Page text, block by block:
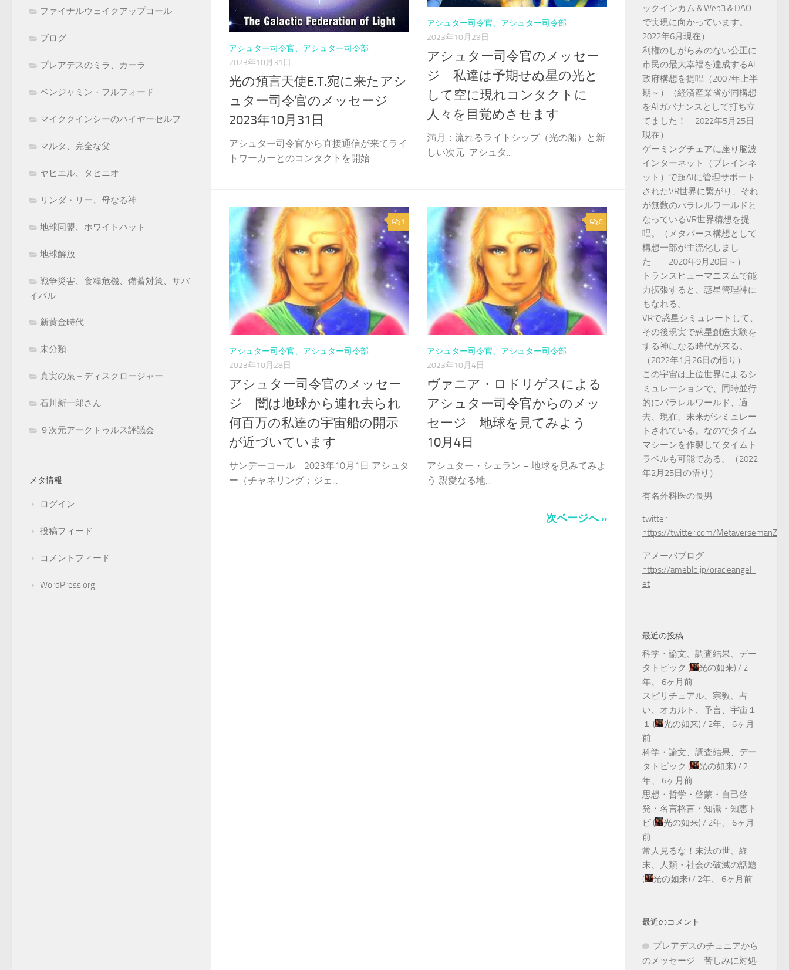
アシュター司令官、アシュター司令部
2023年10月31日
光の預言天使E.T.宛に来たアシ
ュター司令官のメッセージ
2023年10月31日
アシュター司令官から直接通信が来てライ
トワーカーとのコンタクトを開始...
アシュター司令官、アシュター司令部
2023年10月29日
アシュター司令官のメッセー
ジ 私達は予期せぬ星の光と
して空に現れコンタクトに
人々を目覚めさせます
満月：流れるライトシップ（光の船）と新
しい次元 アシュタ...
1
アシュター司令官、アシュター司令部
2023年10月28日
アシュター司令官のメッセー
ジ 闇は地球から連れ去られ
何百万の私達の宇宙船の開示
が近づいています
サンデーコール 2023年10月1日 アシュタ
ー（チャネリング：ジェ...
0
アシュター司令官、アシュター司令部
2023年10月4日
ヴァニア・ロドリゲスによる
アシュター司令官からのメッ
セージ 地球を見てみよう
10月4日
アシュター・シェラン – 地球を見みてみよ
う 親愛なる地...
次ページへ »
ファイナルウェイクアップコール
ブログ
プレアデスのミラ、カーラ
ベンジャミン・フルフォード
マイククインシーのハイヤーセルフ
マルタ、完全な父
ヤヒエル、タヒニオ
リンダ・リー、母なる神
地球同盟、ホワイトハット
地球解放
戦争災害、食糧危機、備蓄対策、サバ
イバル
新黄金時代
未分類
真実の泉－ディスクロージャー
石川新一郎さん
９次元アークトゥルス評議会
メタ情報
ログイン
投稿フィード
コメントフィード
WordPress.org
ックインカム＆Web3＆DAO
で実現に向かっています。
2022年6月現在）
利権のしがらみのない公正に
市民の最大幸福を達成するAI
政府構想を提唱（2007年上半
期～）（経済産業省が同構想
をAIガバナンスとして打ち立
てました！ 2022年5月25日
現在）
ゲーミングチェアに座り脳波
インターネット（ブレインネ
ット）で超AIに管理サポート
されたVR世界に繋がり、それ
が無数のパラレルワールドと
なっているVR世界構想を提
唱。（メタバース構想として
構想一部が主流化しまし
た 2020年9月20日～）
トランスヒューマニズムで能
力拡張すると、惑星管理神に
もなれる。
VRで惑星シミュレートして、
その後現実で惑星創造実験を
する神になる時代が来る。
（2022年1月26日の悟り）
この宇宙は上位世界によるシ
ミュレーションで、同時並行
的にパラレルワールド、過
去、現在、未来がシミュレー
トされている。なのでタイム
マシーンを作製してタイムト
ラベルも可能である。（2022
年2月25日の悟り）
有名外科医の長男
twitter
https://twitter.com/MetaversemanZ
アメーバブログ
https://ameblo.jp/oracleangel-
et
最近の投稿
科学・論文、調査結果、デー
タトピック ( 光の如来) / 2
年、 6ヶ月前
スピリチュアル、宗教、占
い、オカルト、予言、宇宙１
１ ( 光の如来) / 2年、 6ヶ月
前
科学・論文、調査結果、デー
タトピック ( 光の如来) / 2
年、 6ヶ月前
思想・哲学・啓蒙・自己啓
発・名言格言・知識・知恵ト
ピ ( 光の如来) / 2年、 6ヶ月
前
常人見るな！末法の世、終
末、人類・社会の破滅の話題
(
光の如来) / 2年、 6ヶ月前
最近のコメント
プレアデスのチュニアから
のメッセージ 苦しみに対処